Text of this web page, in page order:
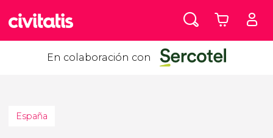
En colaboración con
España